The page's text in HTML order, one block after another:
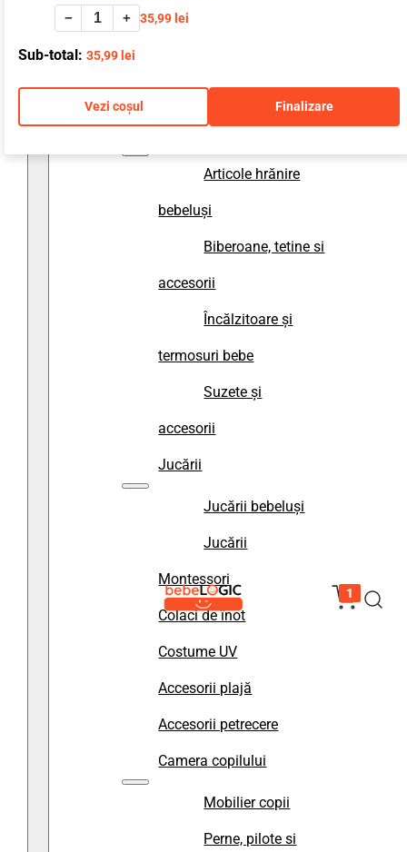
accesorii baie
de baie copii
Diversificare
Articole hrănire
bebeluși
Biberoane, tetine si
accesorii
Încălzitoare și
termosuri bebe
Suzete și
accesorii
Jucării
Jucării bebeluși
Jucării
Montessori
Colaci de înot
Costume UV
Accesorii plajă
Accesorii petrecere
Camera copilului
Mobilier copii
Perne, pilote si
1
− + 35,99 lei
Sub-total: 35,99 lei
Vezi coșul Finalizare